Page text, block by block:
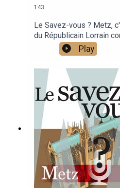
143
Le Savez-vous ? Metz,
du Républicain Lorrain
ce que vous ignorez sur
par Jean-Marie Russe
Play